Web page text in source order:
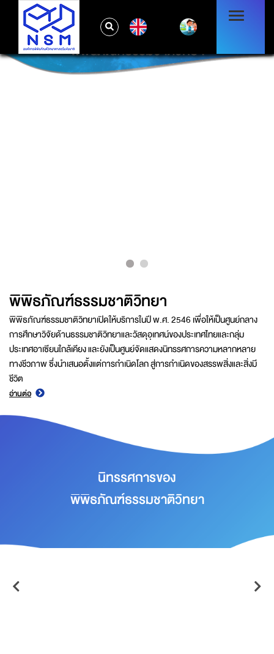
พิพิธภัณฑ์ธรรมชาติวิทยา
พิพิธภัณฑ์ธรรมชาติวิทยา
พิพิธภัณฑ์ธรรมชาติวิทยาเปิดให้บริการในปี พ.ศ. 2546 เพื่อให้เป็นศูนย์กลาง
การศึกษาวิจัยด้านธรรมชาติวิทยาและวัสดุอุเทศน์ของประเทศไทยและกลุ่ม
ประเทศอาเซียนใกล้เคียง และยังเป็นศูนย์จัดแสดงนิทรรศการความหลากหลาย
ทางชีวภาพ ซึ่งนำเสนอตั้งแต่การกำเนิดโลก สู่การกำเนิดของสรรพสิ่งและสิ่งมี
ชีวิต
อ่านต่อ
นิทรรศการของ
พิพิธภัณฑ์ธรรมชาติวิทยา